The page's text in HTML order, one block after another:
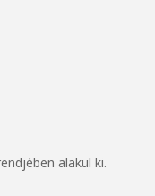
alakul ki.